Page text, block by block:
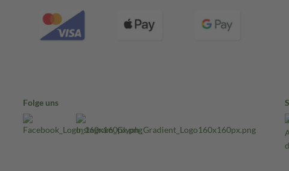
Folge uns